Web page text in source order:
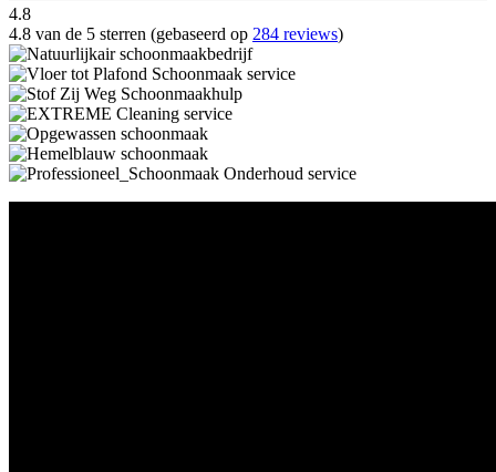
4.8
4.8 van de 5 sterren (gebaseerd op 284 reviews)